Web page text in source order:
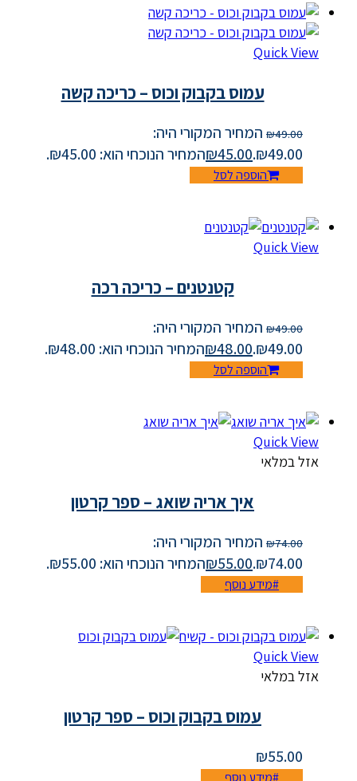
Quick View
עמוס בקבוק וכוס – כריכה קשה
₪49.00
המחיר המקורי היה:
₪49.00.
₪45.00 המחיר הנוכחי הוא: ₪45.00.
הוספה לסל
Quick View
קטנטנים – כריכה רכה
₪49.00
המחיר המקורי היה:
₪49.00.
₪48.00 המחיר הנוכחי הוא: ₪48.00.
הוספה לסל
Quick View
אזל במלאי
איך אריה שואג – ספר קרטון
₪74.00
המחיר המקורי היה:
₪74.00.
₪55.00 המחיר הנוכחי הוא: ₪55.00.
מידע נוסף
Quick View
אזל במלאי
עמוס בקבוק וכוס – ספר קרטון
₪55.00